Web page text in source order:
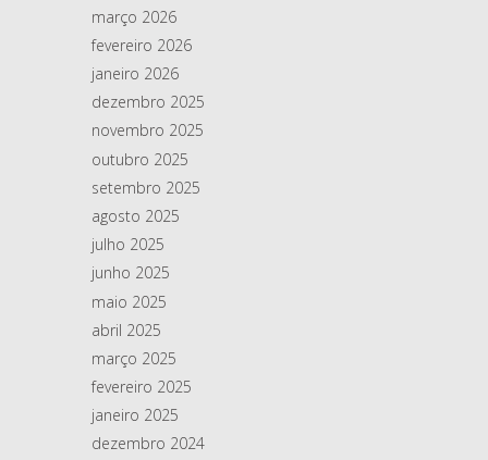
março 2026
fevereiro 2026
janeiro 2026
dezembro 2025
novembro 2025
outubro 2025
setembro 2025
agosto 2025
julho 2025
junho 2025
maio 2025
abril 2025
março 2025
fevereiro 2025
janeiro 2025
dezembro 2024